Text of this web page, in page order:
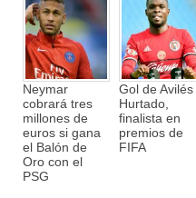
Neymar
cobrará tres
millones de
euros si gana
el Balón de
Oro con el
PSG
Gol de Avilés
Hurtado,
finalista en
premios de
FIFA